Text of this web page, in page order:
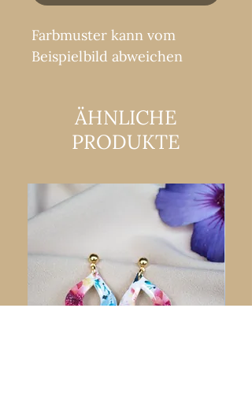
Farbmuster kann vom
Beispielbild abweichen
ÄHNLICHE
PRODUKTE